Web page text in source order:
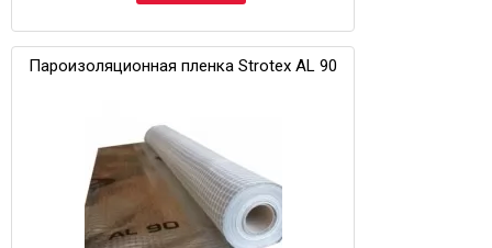
Пароизоляционная пленка Strotex AL 90